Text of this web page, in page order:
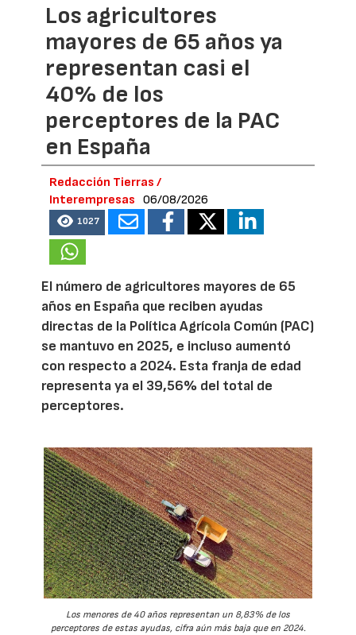
Los agricultores
mayores de 65 años ya
representan casi el
40% de los
perceptores de la PAC
en España
Redacción Tierras /
Interempresas
06/08/2026
1027
El número de agricultores mayores de 65
años en España que reciben ayudas
directas de la Política Agrícola Común (PAC)
se mantuvo en 2025, e incluso aumentó
con respecto a 2024. Esta franja de edad
representa ya el 39,56% del total de
perceptores.
Los menores de 40 años representan un 8,83% de los
perceptores de estas ayudas, cifra aún más baja que en 2024.